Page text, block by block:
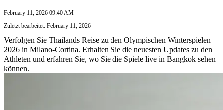
February 11, 2026 09:40 AM
Zuletzt bearbeitet: February 11, 2026
Verfolgen Sie Thailands Reise zu den Olympischen Winterspielen
2026 in Milano-Cortina. Erhalten Sie die neuesten Updates zu den
Athleten und erfahren Sie, wo Sie die Spiele live in Bangkok sehen
können.